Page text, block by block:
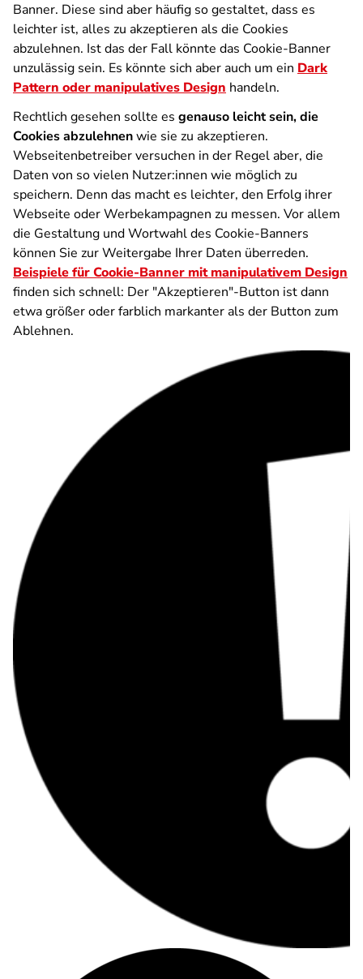
Banner. Diese sind aber häufig so gestaltet, dass es
leichter ist, alles zu akzeptieren als die Cookies
abzulehnen. Ist das der Fall könnte das Cookie-Banner
unzulässig sein. Es könnte sich aber auch um ein Dark
Pattern oder manipulatives Design handeln.
Rechtlich gesehen sollte es genauso leicht sein, die
Cookies abzulehnenwie sie zu akzeptieren.
Webseitenbetreiber versuchen in der Regel aber, die
Daten von so vielen Nutzer:innen wie möglich zu
speichern. Denn das macht es leichter, den Erfolg ihrer
Webseite oder Werbekampagnen zu messen. Vor allem
die Gestaltung und Wortwahl des Cookie-Banners
können Sie zur Weitergabe Ihrer Daten überreden.
Beispiele für Cookie-Banner mit manipulativem Design
finden sich schnell: Der "Akzeptieren"-Button ist dann
etwa größer oder farblich markanter als der Button zum
Ablehnen.